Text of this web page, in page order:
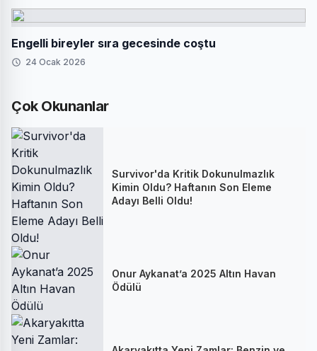
Engelli bireyler sıra gecesinde coştu
24 Ocak 2026
Çok Okunanlar
Survivor'da Kritik Dokunulmazlık
Kimin Oldu? Haftanın Son Eleme
Adayı Belli Oldu!
Onur Aykanat’a 2025 Altın Havan
Ödülü